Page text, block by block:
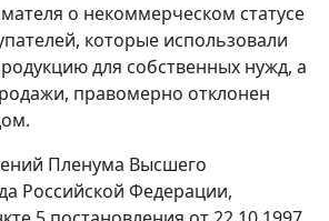
о некоммерческом статусе
которые использовали
для собственных нужд, а
правомерно отклонен
Пленума Высшего
Российской Федерации,